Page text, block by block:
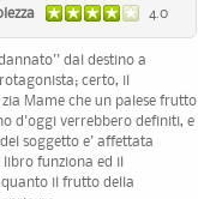
4.0
dal destino a
certo, il
Mame che un palese frutto
d'oggi verrebbero definiti, e
soggetto e' affettata
funziona ed il
il frutto della